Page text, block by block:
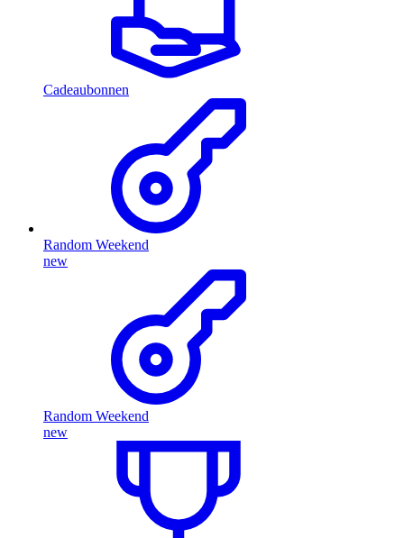
Cadeaubonnen
Random Weekend
new
Random Weekend
new